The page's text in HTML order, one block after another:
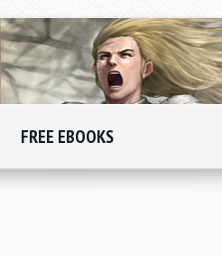
FREE EBOOKS